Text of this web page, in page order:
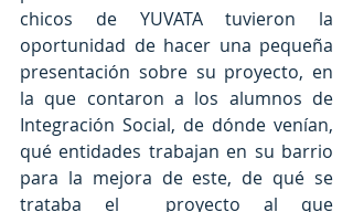
chicos de YUVATA tuvieron la
oportunidad de hacer una pequeña
presentación sobre su proyecto, en
la que contaron a los alumnos de
Integración Social, de dónde venían,
qué entidades trabajan en su barrio
para la mejora de este, de qué se
trataba el  proyecto al que